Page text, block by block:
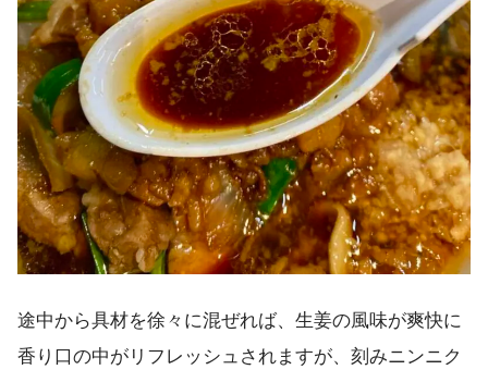
途中から具材を徐々に混ぜれば、生姜の風味が爽快に
香り口の中がリフレッシュされますが、刻みニンニク